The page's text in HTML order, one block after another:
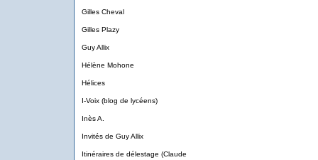
Gilles Cheval
Gilles Plazy
Guy Allix
Hélène Mohone
Hélices
I-Voix (blog de lycéens)
Inès A.
Invités de Guy Allix
Itinéraires de délestage (Claude